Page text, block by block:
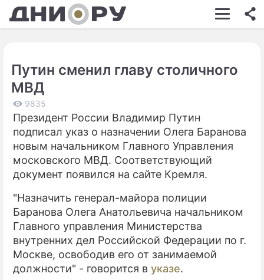
ШОУ-БИЗНЕС
КИНО
ЗДОРОВЬЕ
ЭКОНОМИКА
ПРОИСШЕСТВИЯ
СТИЛЬ ЖИЗНИ
СЕРИАЛЫ
Путин сменил главу столичного
МВД
9835
Президент России Владимир Путин
подписал указ о назначении Олега Баранова
новым начальником Главного Управления
московского МВД. Соответствующий
документ появился на сайте Кремля.
"Назначить генерал-майора полиции
Баранова Олега Анатольевича начальником
Главного управления Министерства
внутренних дел Российской Федерации по г.
Москве, освободив его от занимаемой
должности" - говорится в указе.